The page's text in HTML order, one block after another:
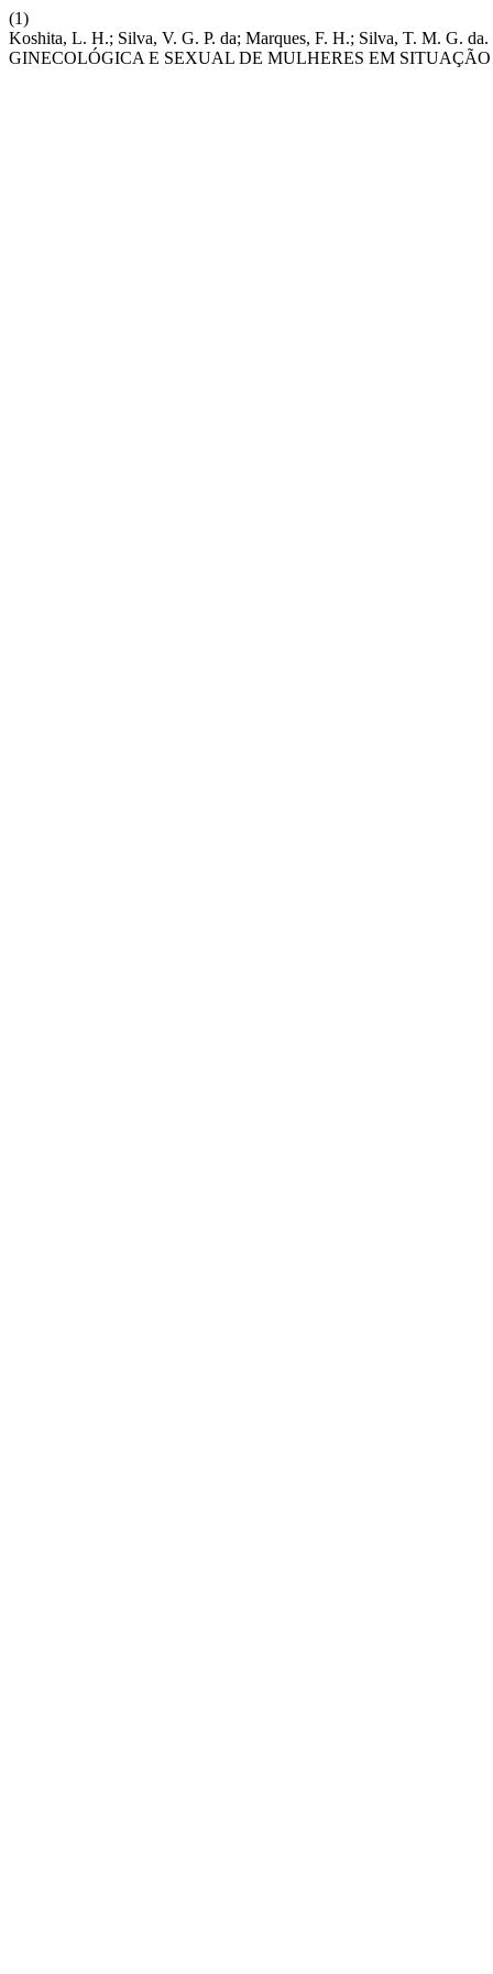
(1)
Koshita, L. H.; Silva, V. G. P. da; Marques, F. H.; Silva, T. M.
GINECOLÓGICA E SEXUAL DE MULHERES EM